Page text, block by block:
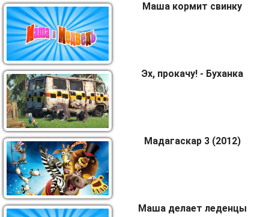
Маша кормит свинку
Эх, прокачу! - Буханка
Мадагаскар 3 (2012)
Маша делает леденцы